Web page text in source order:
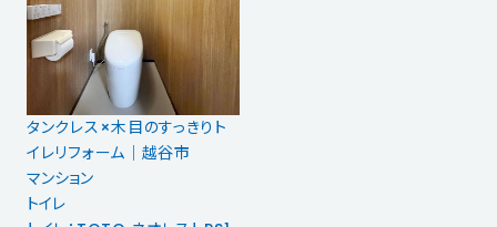
タンクレス×木目のすっきりト
イレリフォーム｜越谷市
マンション
トイレ